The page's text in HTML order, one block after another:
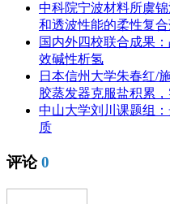
中科院宁波材料所虞
和透波性能的柔性复
国内外四校联合成果
效碱性析氢
日本信州大学朱春红/
胶蒸发器克服盐积累
中山大学刘川课题组
质
评论0